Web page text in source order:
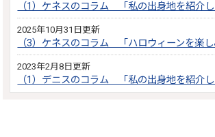
（1）ケネスのコラム 「私の出身地を紹介し
2025年10月31日更新
（3）ケネスのコラム 「ハロウィーンを楽し
2023年2月8日更新
（1）デニスのコラム 「私の出身地を紹介し